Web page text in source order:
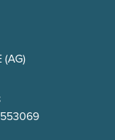
(AG)